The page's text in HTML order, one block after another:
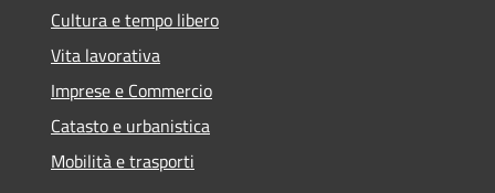
Cultura e tempo libero
Vita lavorativa
Imprese e Commercio
Catasto e urbanistica
Mobilità e trasporti